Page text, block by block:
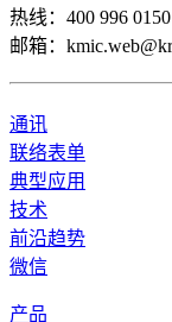
热线：400 996 0150
邮箱：
通讯
联络表单
典型应用
技术
前沿趋势
微信
产品